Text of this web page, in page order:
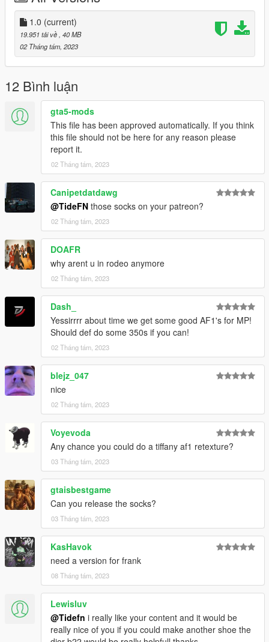
1.0 (current)
19.951 tải về , 40 MB
02 Tháng tám, 2023
12 Bình luận
gta5-mods
This file has been approved automatically. If you think
this file should not be here for any reason please
report it.
02 Tháng tám, 2023
Canipetdatdawg
@TideFN those socks on your patreon?
02 Tháng tám, 2023
DOAFR
why arent u in rodeo anymore
02 Tháng tám, 2023
Dash_
Yessirrrr about time we get some good AF1's for MP!
Should def do some 350s if you can!
02 Tháng tám, 2023
blejz_047
nice
02 Tháng tám, 2023
Voyevoda
Any chance you could do a tiffany af1 retexture?
03 Tháng tám, 2023
gtaisbestgame
Can you release the socks?
03 Tháng tám, 2023
KasHavok
need a version for frank
08 Tháng tám, 2023
Lewisluv
@Tidefn i really like your content and it would be
really nice of you if you could make another shoe the